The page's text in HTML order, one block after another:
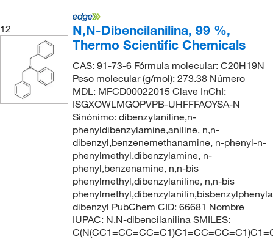
12
N,N-Dibencilanilina, 99 %,
Thermo Scientific Chemicals
CAS: 91-73-6 Fórmula molecular: C20H19N
Peso molecular (g/mol): 273.38 Número
MDL: MFCD00022015 Clave InChI:
ISGXOWLMGOPVPB-UHFFFAOYSA-N
Sinónimo: dibenzylaniline,n-
phenyldibenzylamine,aniline, n,n-
dibenzyl,benzenemethanamine, n-phenyl-n-
phenylmethyl,dibenzylamine, n-
phenyl,benzenamine, n,n-bis
phenylmethyl,dibenzylaniline, n,n-bis
dibenzyl PubChem CID: 66681 Nombre
IUPAC: N,N-dibencilanilina SMILES: